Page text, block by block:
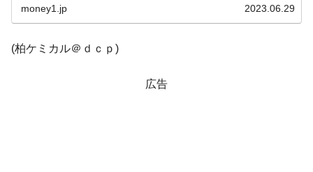
『Money1』
韓国「株式市場が賭博場のように変質した
『Money1』
韓国「2026年1Q 資金循環統計」面白い結果
韓国化学企業最大手『ロッテケミカル』純
money1.jp 2023.06.29
(柏ケミカル＠ｄｃｐ)
広告